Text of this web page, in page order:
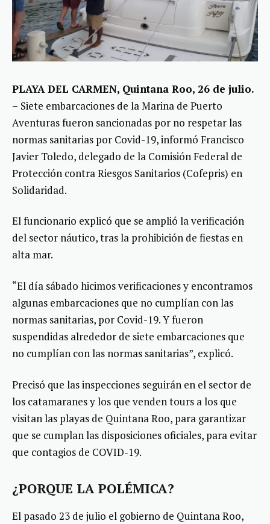
PLAYA DEL CARMEN, Quintana Roo, 26 de julio.
– Siete embarcaciones de la Marina de Puerto
Aventuras fueron sancionadas por no respetar las
normas sanitarias por Covid-19, informó Francisco
Javier Toledo, delegado de la Comisión Federal de
Protección contra Riesgos Sanitarios (Cofepris) en
Solidaridad.
El funcionario explicó que se amplió la verificación
del sector náutico, tras la prohibición de fiestas en
alta mar.
“El día sábado hicimos verificaciones y encontramos
algunas embarcaciones que no cumplían con las
normas sanitarias, por Covid-19. Y fueron
suspendidas alrededor de siete embarcaciones que
no cumplían con las normas sanitarias”, explicó.
Precisó que las inspecciones seguirán en el sector de
los catamaranes y los que venden tours a los que
visitan las playas de Quintana Roo, para garantizar
que se cumplan las disposiciones oficiales, para evitar
que contagios de COVID-19.
¿PORQUE LA POLÉMICA?
El pasado 23 de julio el gobierno de Quintana Roo,